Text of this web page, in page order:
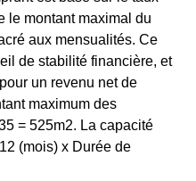
le montant maximal du
aux mensualités. Ce
de stabilité financière, et
un revenu net de
maximum des
= 525m2. La capacité
(mois) x Durée de